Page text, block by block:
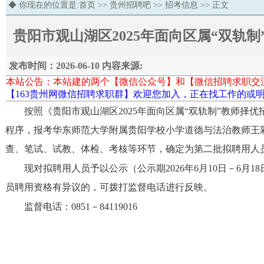
◆ 你现在的位置是:首页 >> 贵州招聘吧 >> 招考信息 >> 正文
贵阳市观山湖区2025年面向区属“双轨
发布时间：2026-06-10 内容来源:
本站公告：本站建的两个【微信公众号】和【微信招聘求职
【163贵州网微信招聘求职群】欢迎您加入，正在找工作的
按照《贵阳市观山湖区2025年面向区属“双轨制”教师择
程序，报考华东师范大学附属贵阳学校小学道德与法治教师
查、笔试、试教、体检、考核等环节，确定为第二批拟聘用人
现对拟聘用人员予以公示（公示期2026年6月10日－6月
员聘用资格有异议的，可拨打监督电话进行反映。
监督电话：0851－84119016